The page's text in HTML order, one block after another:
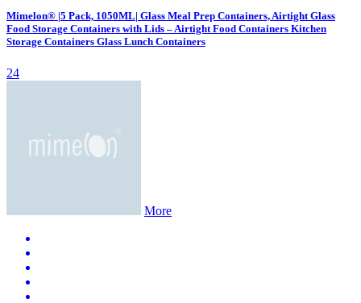
Mimelon® |5 Pack, 1050ML| Glass Meal Prep Containers, Airtight Glass
Food Storage Containers with Lids – Airtight Food Containers Kitchen
Storage Containers Glass Lunch Containers
24
More